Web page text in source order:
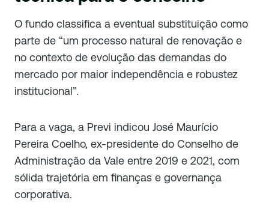
O fundo classifica a eventual substituição como
parte de “um processo natural de renovação e
no contexto de evolução das demandas do
mercado por maior independência e robustez
institucional”.
Para a vaga, a Previ indicou José Maurício
Pereira Coelho, ex-presidente do Conselho de
Administração da Vale entre 2019 e 2021, com
sólida trajetória em finanças e governança
corporativa.